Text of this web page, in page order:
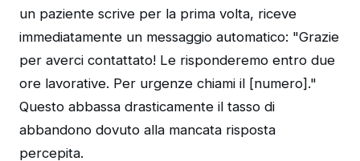
un paziente scrive per la prima volta, riceve
immediatamente un messaggio automatico: "Grazie
per averci contattato! Le risponderemo entro due
ore lavorative. Per urgenze chiami il [numero]."
Questo abbassa drasticamente il tasso di
abbandono dovuto alla mancata risposta
percepita.